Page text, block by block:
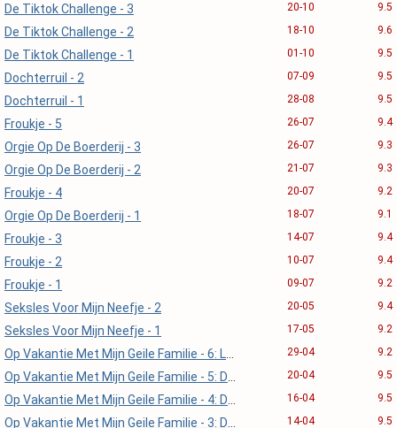
De Tiktok Challenge - 3 20-10 9.5
De Tiktok Challenge - 2 18-10 9.6
De Tiktok Challenge - 1 01-10 9.5
Dochterruil - 2 07-09 9.5
Dochterruil - 1 28-08 9.5
Froukje - 5 26-07 9.4
Orgie Op De Boerderij - 3 26-07 9.3
Orgie Op De Boerderij - 2 21-07 9.3
Froukje - 4 20-07 9.2
Orgie Op De Boerderij - 1 18-07 9.1
Froukje - 3 14-07 9.4
Froukje - 2 10-07 9.4
Froukje - 1 09-07 9.2
Seksles Voor Mijn Neefje - 2 20-05 9.4
Seksles Voor Mijn Neefje - 1 17-05 9.2
29-04 9.2
20-04 9.5
16-04 9.5
14-04 9.5